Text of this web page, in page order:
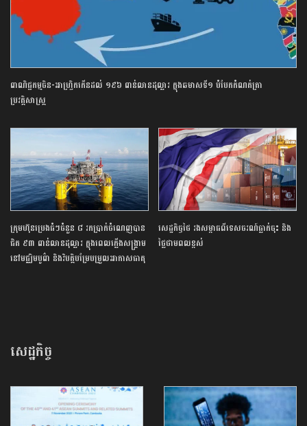
ពាណិជ្ជកម្ម​ចិន​-​អាហ្វ្រិក​កើន​ដល់​ ​១៩៦​ ​ពាន់​លាន​ដុល្លារ​ ក្នុង​ឆមាស​ទី​១​ ​បំបែក​កំណត់ត្រា​
ប្រវត្តិសាស្ត្រ​
ក្រុមហ៊ុនប្រេងធំៗចំនួន ៨ រកប្រាក់ចំណេញបាន
ជិត ៩៣ ពាន់លានដុល្លារ ក្នុងពេលភ្លើងសង្គ្រាម
នៅមជ្ឈិមបូព៌ា និងវិបត្តិបម្រែបម្រួលអាកាសធាតុ
សេដ្ឋកិច្ច​ថៃ​ រង​សម្ពាធ​ពី​ទេសចរណ៍​ធ្លាក់ចុះ​ និង​
ថ្លៃ​ថាមពល​ខ្ពស់​
សេដ្ឋកិច្ច